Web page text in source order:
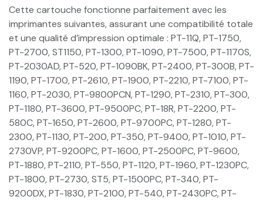
Cette cartouche fonctionne parfaitement avec les
imprimantes suivantes, assurant une compatibilité totale
et une qualité d’impression optimale : PT-11Q, PT-1750,
PT-2700, ST1150, PT-1300, PT-1090, PT-7500, PT-1170S,
PT-2030AD, PT-520, PT-1090BK, PT-2400, PT-300B, PT-
1190, PT-1700, PT-2610, PT-1900, PT-2210, PT-7100, PT-
1160, PT-2030, PT-9800PCN, PT-1290, PT-2310, PT-300,
PT-1180, PT-3600, PT-9500PC, PT-18R, PT-2200, PT-
580C, PT-1650, PT-2600, PT-9700PC, PT-1280, PT-
2300, PT-1130, PT-200, PT-350, PT-9400, PT-1010, PT-
2730VP, PT-9200PC, PT-1600, PT-2500PC, PT-9600,
PT-1880, PT-2110, PT-550, PT-1120, PT-1960, PT-1230PC,
PT-1800, PT-2730, ST5, PT-1500PC, PT-340, PT-
9200DX, PT-1830, PT-2100, PT-540, PT-2430PC, PT-